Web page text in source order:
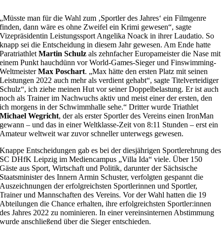
„Müsste man für die Wahl zum ‚Sportler des Jahres‘ ein Filmgenre
finden, dann wäre es ohne Zweifel ein Krimi gewesen“, sagte
Vizepräsidentin Leistungssport Angelika Noack in ihrer Laudatio. So
knapp sei die Entscheidung in diesem Jahr gewesen. Am Ende hatte
ParatriathletMartin Schulz als zehnfacher Europameister die Nase mit
einem Punkt hauchdünn vor World-Games-Sieger und Finswimming-
WeltmeisterMax Poschart. „Max hätte den ersten Platz mit seinen
Leistungen 2022 auch mehr als verdient gehabt“, sagte Titelverteidiger
Schulz“, ich ziehe meinen Hut vor seiner Doppelbelastung. Er ist auch
noch als Trainer im Nachwuchs aktiv und meist einer der ersten, den
ich morgens in der Schwimmhalle sehe.“ Dritter wurde Triathlet
Michael Wegricht, der als erster Sportler des Vereins einen IronMan
gewann – und das in einer Weltklasse-Zeit von 8:11 Stunden – erst ein
Amateur weltweit war zuvor schneller unterwegs gewesen.
Knappe Entscheidungen gab es bei der diesjährigen Sportlerehrung des
SC DHfK Leipzig im Mediencampus „Villa Ida“ viele. Über 150
Gäste aus Sport, Wirtschaft und Politik, darunter der Sächsische
Staatsminister des Innern Armin Schuster, verfolgten gespannt die
Auszeichnungen der erfolgreichsten Sportlerinnen und Sportler,
Trainer und Mannschaften des Vereins. Vor der Wahl hatten die 19
Abteilungen die Chance erhalten, ihre erfolgreichsten Sportler:innen
des Jahres 2022 zu nominieren. In einer vereinsinternen Abstimmung
wurde anschließend über die Sieger entschieden.